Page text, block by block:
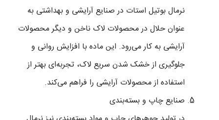
نرمال بوتیل استات در صنایع آرایشی و بهداشتی به
عنوان حلال در محصولات لاک ناخن و دیگر محصولات
آرایشی به کار می‌رود. این ماده با افزایش روانی و
جلوگیری از خشک شدن سریع لاک، تجربه‌ای بهتر از
استفاده از محصولات آرایشی را فراهم می‌کند.
صنایع چاپ و بسته‌بندی